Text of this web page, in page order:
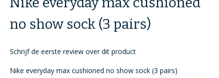
van
de
gallerij
no show sock (3 pairs)
Schrijf de eerste review over dit product
Nike everyday max cushioned no show sock (3 pairs)